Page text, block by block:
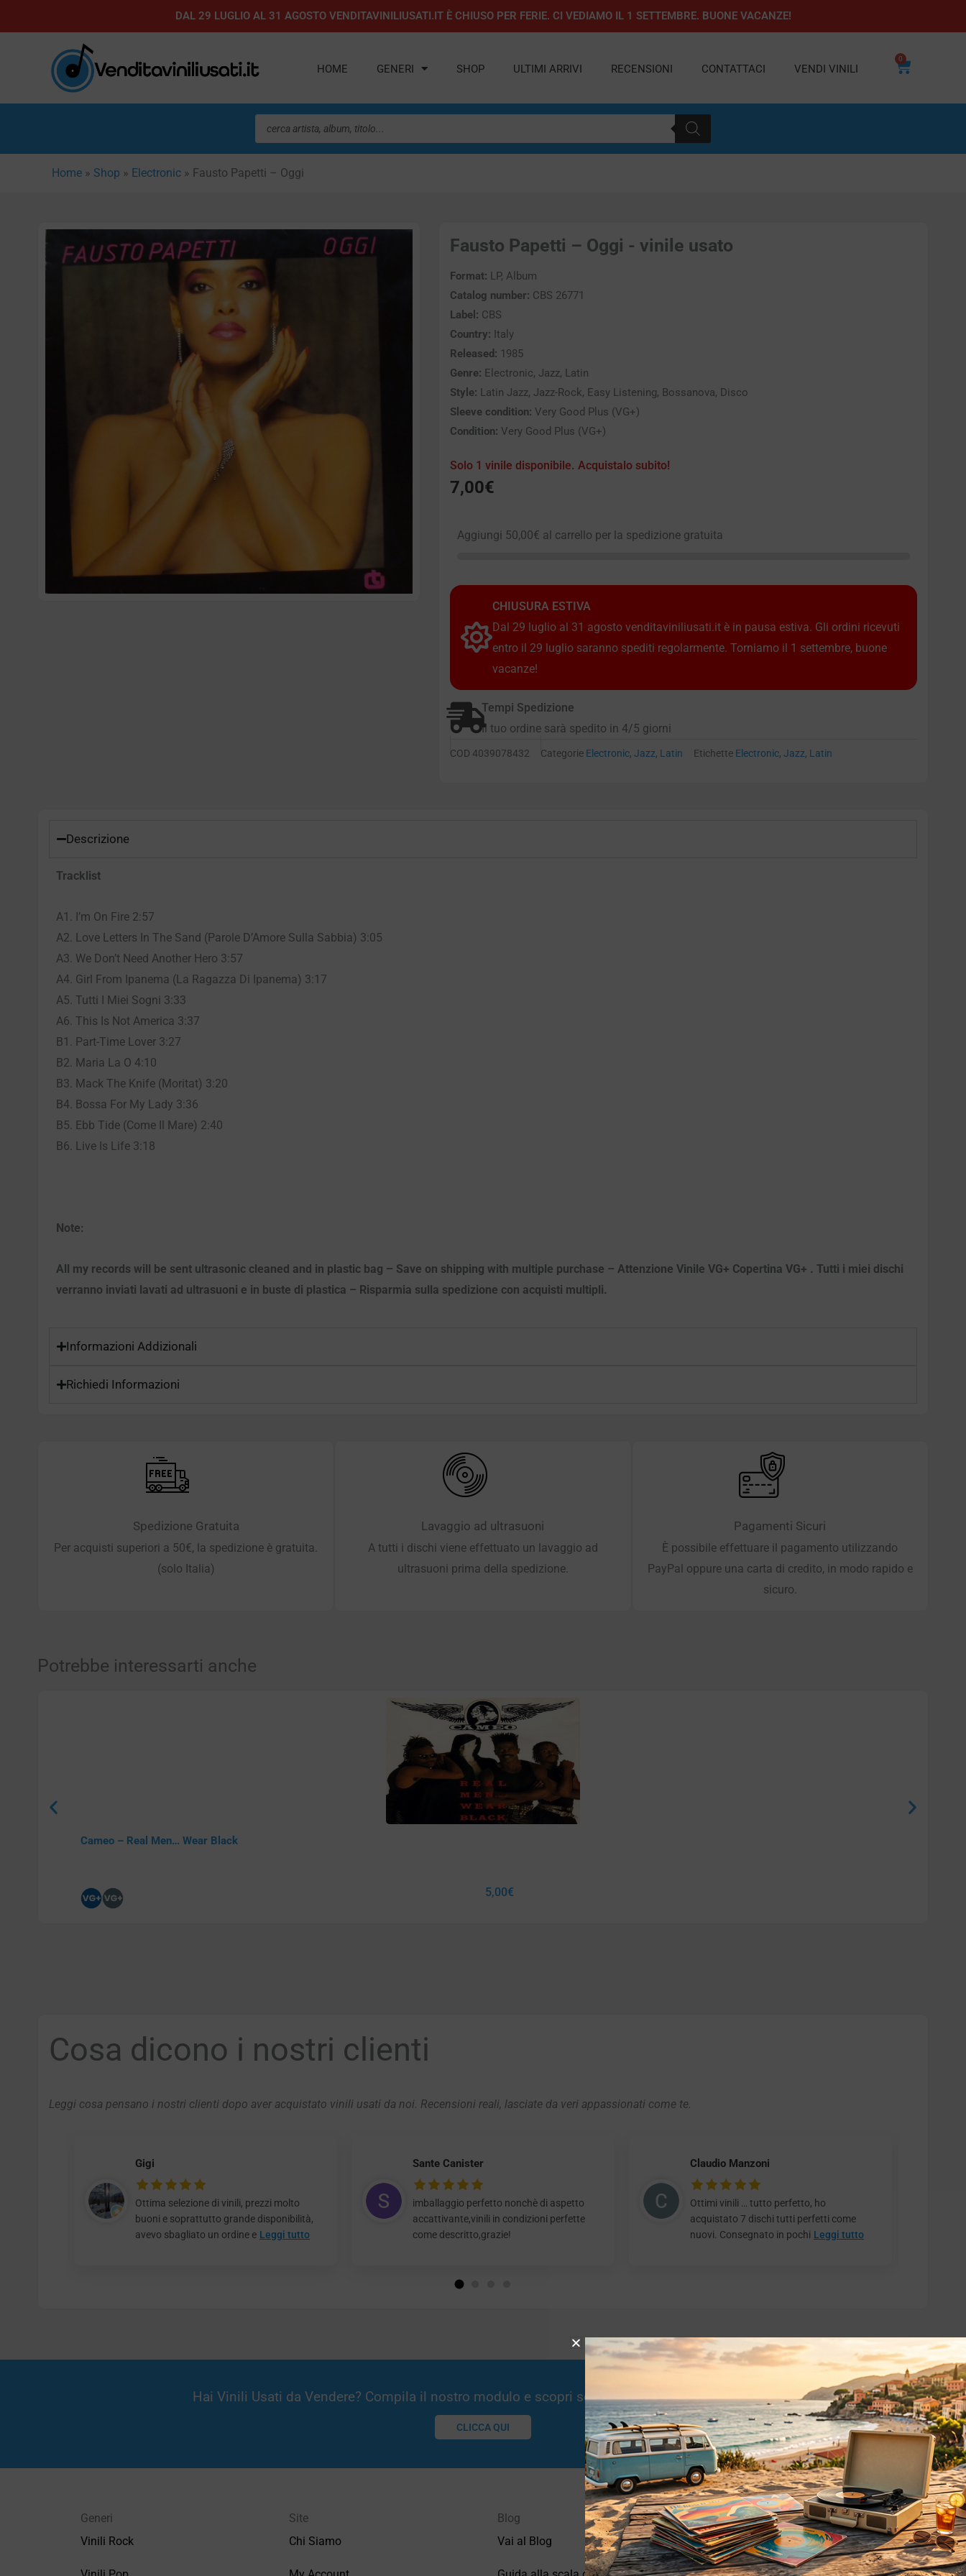
al
DAL 29 LUGLIO AL 31 AGOSTO VENDITAVINILIUSATI.IT È CHIUSO PER FERIE. CI VEDIAMO IL 1 SETTEMBRE. BUONE VACANZE!
HOME GENERI SHOP ULTIMI ARRIVI RECENSIONI CONTATTACI VENDI VINILI
0
Carrello
Ricerca
prodotti
Home » Shop » Electronic » Fausto Papetti – Oggi
Fausto Papetti – Oggi - vinile usato
Format: LP, Album
Catalog number: CBS 26771
Label: CBS
Country: Italy
Released: 1985
Genre: Electronic, Jazz, Latin
Style: Latin Jazz, Jazz-Rock, Easy Listening, Bossanova, Disco
Sleeve condition: Very Good Plus (VG+)
Condition: Very Good Plus (VG+)
Solo 1 vinile disponibile. Acquistalo subito!
7,00€
Aggiungi 50,00€ al carrello per la spedizione gratuita
CHIUSURA ESTIVA
Dal 29 luglio al 31 agosto venditaviniliusati.it è in pausa estiva. Gli ordini ricevuti
entro il 29 luglio saranno spediti regolarmente. Torniamo il 1 settembre, buone
vacanze!
Tempi Spedizione
Il tuo ordine sarà spedito in 4/5 giorni
COD 4039078432 Categorie Electronic, Jazz, Latin Etichette Electronic, Jazz, Latin
Descrizione
Tracklist
A1. I’m On Fire 2:57
A2. Love Letters In The Sand (Parole D’Amore Sulla Sabbia) 3:05
A3. We Don’t Need Another Hero 3:57
A4. Girl From Ipanema (La Ragazza Di Ipanema) 3:17
A5. Tutti I Miei Sogni 3:33
A6. This Is Not America 3:37
B1. Part-Time Lover 3:27
B2. Maria La O 4:10
B3. Mack The Knife (Moritat) 3:20
B4. Bossa For My Lady 3:36
B5. Ebb Tide (Come Il Mare) 2:40
B6. Live Is Life 3:18
Note:
All my records will be sent ultrasonic cleaned and in plastic bag – Save on shipping with multiple purchase – Attenzione Vinile VG+ Copertina VG+ . Tutti i miei dischi
verranno inviati lavati ad ultrasuoni e in buste di plastica – Risparmia sulla spedizione con acquisti multipli.
Informazioni Addizionali
Richiedi Informazioni
Spedizione Gratuita
Per acquisti superiori a 50€, la spedizione è gratuita.
(solo Italia)
Lavaggio ad ultrasuoni
A tutti i dischi viene effettuato un lavaggio ad
ultrasuoni prima della spedizione.
Pagamenti Sicuri
È possibile effettuare il pagamento utilizzando
PayPal oppure una carta di credito, in modo rapido e
sicuro.
Potrebbe interessarti anche
Cameo – Real Men… Wear Black
5,00€
Cosa dicono i nostri clienti
Leggi cosa pensano i nostri clienti dopo aver acquistato vinili usati da noi. Recensioni reali, lasciate da veri appassionati come te.
Gigi
Ottima selezione di vinili, prezzi molto
buoni e soprattutto grande disponibilità,
avevo sbagliato un ordine e Leggi tutto
Sante Canister
imballaggio perfetto nonchè di aspetto
accattivante,vinili in condizioni perfette
come descritto,grazie!
Claudio Manzoni
Ottimi vinili … tutto perfetto, ho
acquistato 7 dischi tutti perfetti come
nuovi. Consegnato in pochi Leggi tutto
Hai Vinili Usati da Vendere? Compila il nostro modulo e scopri se potremmo essere interessati!
CLICCA QUI
Generi
Vinili Rock
Site
Chi Siamo
Blog
Vai al Blog
Privacy
Privacy Policy